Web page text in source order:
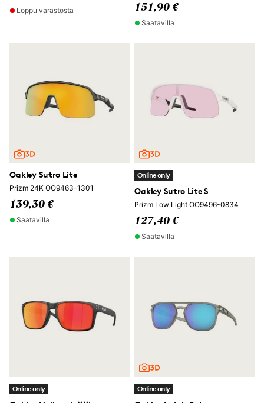
Loppu varastosta 151,90 €
Saatavilla
Oakley Sutro Lite
Prizm 24K OO9463-1301
139,30 €
Saatavilla
Online only
Oakley Sutro Lite S
Prizm Low Light OO9496-0834
127,40 €
Saatavilla
Online only Online only